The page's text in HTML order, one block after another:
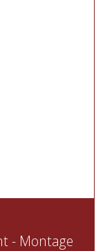
- Montage